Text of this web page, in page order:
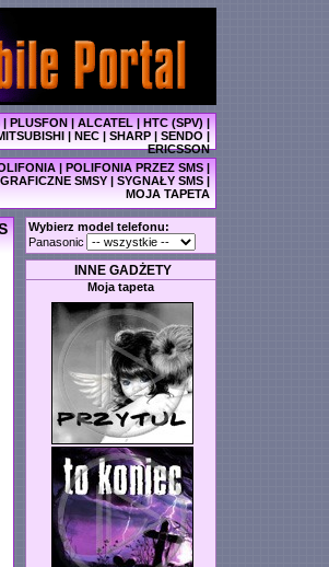
|PLUSFON|ALCATEL|HTC (SPV)|
|NEC|SHARP|SENDO|
ERICSSON
| POLIFONIA PRZEZ SMS |
GRAFICZNE SMSY | SYGNAŁY SMS |
MOJA TAPETA
Wybierz model telefonu:
Panasonic
INNE GADŻETY
Moja tapeta